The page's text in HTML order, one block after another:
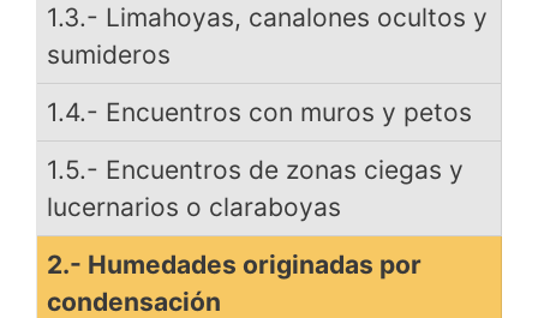
1.3.- Limahoyas, canalones ocultos y
sumideros
1.4.- Encuentros con muros y petos
1.5.- Encuentros de zonas ciegas y
lucernarios o claraboyas
2.- Humedades originadas por
condensación